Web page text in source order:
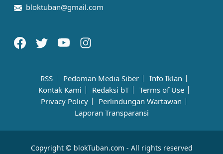
bloktuban@gmail.com
RSS Pedoman Media Siber
Info Iklan
Kontak Kami
Redaksi bT
Terms of Use
Privacy Policy
Perlindungan Wartawan
Laporan Transparansi
Copyright © blokTuban.com - All rights reserved